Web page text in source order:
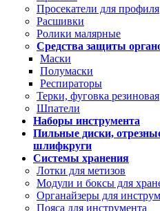
Просекатели для профиля
Расшивки
Ролики малярные
Средства защиты
Маски
Полумаски
Респираторы
Терки, фуговка резиновая
Шпатели
Наборы инструмента
Пильные диски,
шлифкруги
Системы хранения
Лотки для метизов
Модули и боксы для
Органайзеры для
Пояса для инструмента